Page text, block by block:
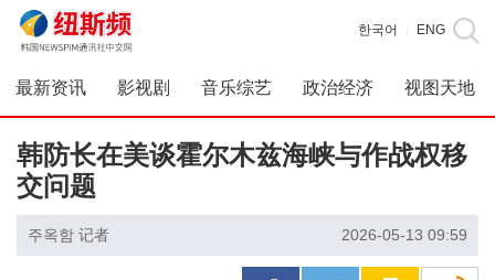
한국어 ENG
最新资讯 影视剧 音乐综艺 政治经济 视图天地
韩防长在美谈霍尔木兹海峡与作战权移
交问题
주옥함 记者 2026-05-13 09:59